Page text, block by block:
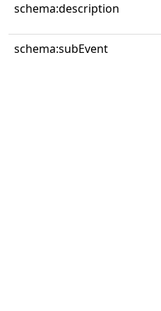
schema:description
schema:subEvent